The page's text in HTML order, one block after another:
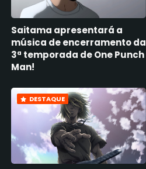
Saitama apresentará a
música de encerramento da
3ª temporada de One Punch
Man!
DESTAQUE